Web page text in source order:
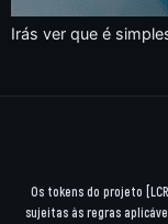
Irás ver que é
Os tokens do projeto
sujeitas às regras